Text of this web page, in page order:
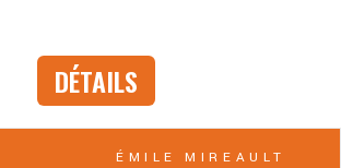
DÉTAILS
ÉMILE MIREAULT